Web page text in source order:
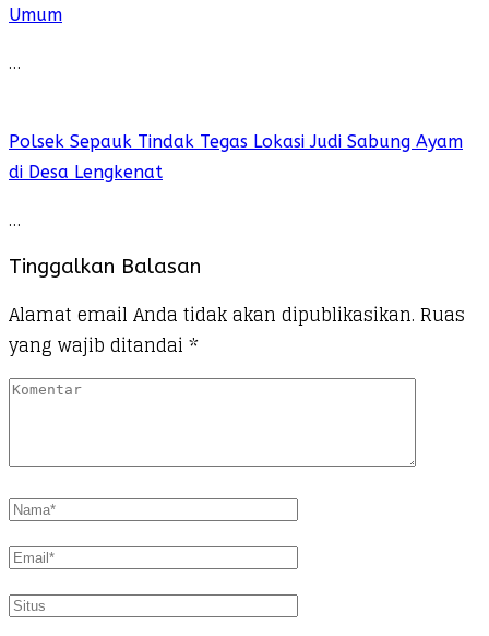
Umum
…
Polsek Sepauk Tindak Tegas Lokasi Judi Sabung Ayam
di Desa Lengkenat
…
Tinggalkan Balasan
Alamat email Anda tidak akan dipublikasikan. Ruas
yang wajib ditandai *